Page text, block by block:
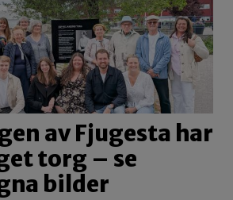
av Fjugesta har
torg – se
bilder